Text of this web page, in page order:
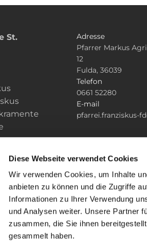
Diese Webseite verwendet Cookies
Wir verwenden Cookies, um Inhalte
anbieten zu können und die Zugriffe
Informationen zu Ihrer Verwendung
und Analysen weiter. Unsere Partner
zusammen, die Sie ihnen
gesammelt haben.
St.
Adresse
Pfarrer Markus
12
Fulda, 36039
Telefon
0661 52280
E-mail
pfarrei.franziskus-
Impressum